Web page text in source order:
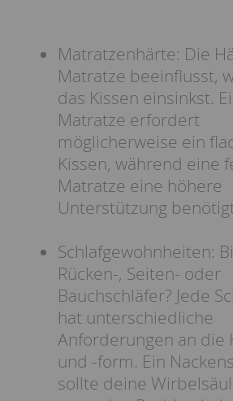
Matratzenhärte: Die
Matratze beeinflusst,
das Kissen einsinkst.
Matratze erfordert
möglicherweise ein
Kissen, während eine
Matratze eine höhere
Unterstützung
Schlafgewohnheiten:
Rücken-, Seiten- oder
Bauchschläfer? Jede
hat unterschiedliche
Anforderungen an die
und -form. Ein
sollte deine